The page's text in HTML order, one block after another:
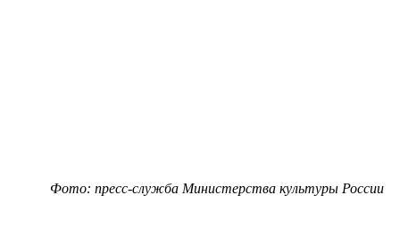
Фото: пресс-служба Министерства культуры России